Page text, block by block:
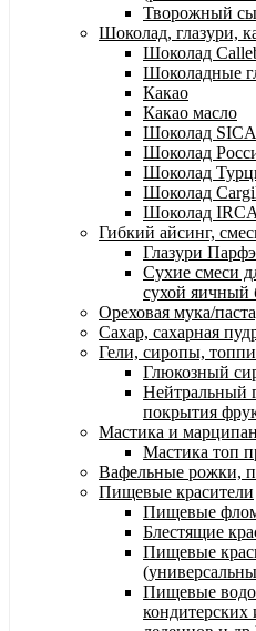
Творожный
Шоколад, глазури,
Шоколад
Шоколадные
Какао
Какао масло
Шоколад
Шоколад
Шоколад
Шоколад
Шоколад
Гибкий айсинг,
Глазури
Сухие смеси
сухой яичный
Ореховая мука/
Сахар, сахарная
Гели, сиропы,
Глюкозный
Нейтральный
покрытия
Мастика и марципан
Мастика топ
Вафельные рожки,
Пищевые красители
Пищевые
Блестящие
Пищевые
Пищевые
кондитерских